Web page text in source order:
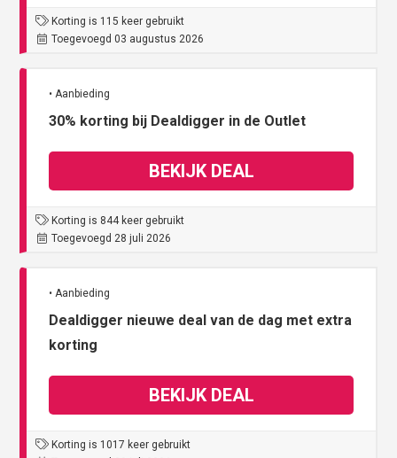
Korting is 115 keer gebruikt
Toegevoegd 03 augustus 2026
• Aanbieding
30% korting bij Dealdigger in de Outlet
BEKIJK DEAL
Korting is 844 keer gebruikt
Toegevoegd 28 juli 2026
• Aanbieding
Dealdigger nieuwe deal van de dag met extra
korting
BEKIJK DEAL
Korting is 1017 keer gebruikt